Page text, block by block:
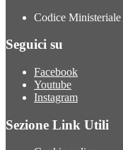
Codice
Seguici su
Facebook
Youtube
Instagram
Sezione Link Utili